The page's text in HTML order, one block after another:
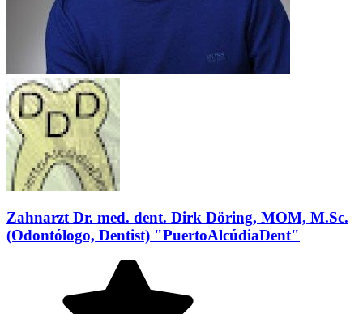
Zahnarzt Dr. med. dent. Dirk Döring, MOM, M.Sc.
(Odontólogo, Dentist) "PuertoAlcúdiaDent"